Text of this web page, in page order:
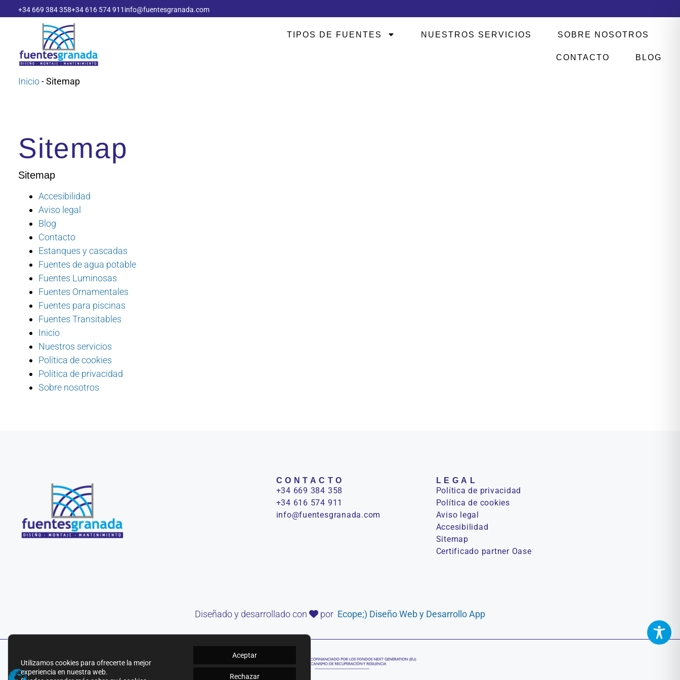
+34 669 384 358+34 616 574 911 info@fuentesgranada.com
TIPOS DE FUENTES NUESTROS SERVICIOS SOBRE NOSOTROS
CONTACTO BLOG
Inicio-Sitemap
Sitemap
Sitemap
Accesibilidad
Aviso legal
Blog
Contacto
Estanques y cascadas
Fuentes de agua potable
Fuentes Luminosas
Fuentes Ornamentales
Fuentes para piscinas
Fuentes Transitables
Inicio
Nuestros servicios
Política de cookies
Política de privacidad
Sobre nosotros
CONTACTO
+34 669 384 358
+34 616 574 911
info@fuentesgranada.com
LEGAL
Política de privacidad
Política de cookies
Aviso legal
Accesibilidad
Sitemap
Certificado partner Oase
Diseñado y desarrollado con por Ecope;) Diseño Web y Desarrollo App
Utilizamos cookies para ofrecerte la mejor
experiencia en nuestra web.
Aceptar
Rechazar